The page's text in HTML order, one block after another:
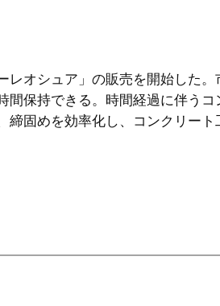
オシュア」の販売を開始した
保持できる。時間経過に伴う
固めを効率化し、コンクリート